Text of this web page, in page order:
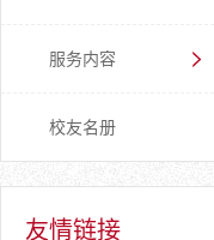
服务内容
校友名册
友情链接